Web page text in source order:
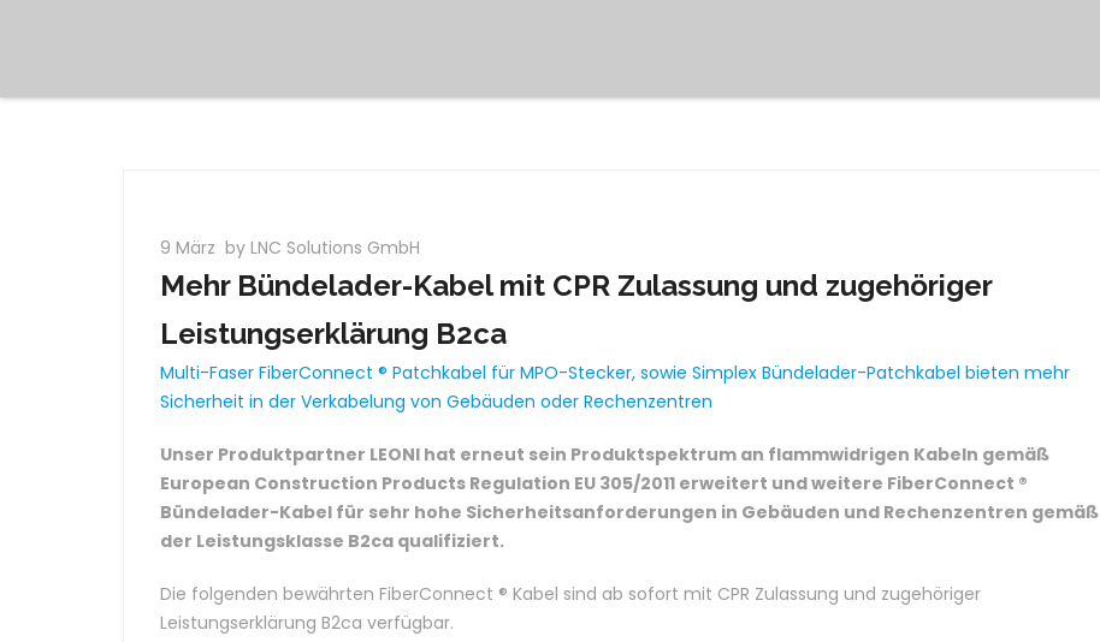
9 März by LNC Solutions GmbH
Mehr Bündelader-Kabel mit CPR Zulassung und zugehöriger
Leistungserklärung B2ca
Multi-Faser FiberConnect ® Patchkabel für MPO-Stecker, sowie Simplex Bündelader-Patchkabel bieten mehr
Sicherheit in der Verkabelung von Gebäuden oder Rechenzentren
Unser Produktpartner LEONI hat erneut sein Produktspektrum an flammwidrigen Kabeln gemäß
European Construction Products Regulation EU 305/2011 erweitert und weitere FiberConnect ®
Bündelader-Kabel für sehr hohe Sicherheitsanforderungen in Gebäuden und Rechenzentren gemäß
der Leistungsklasse B2ca qualifiziert.
Die folgenden bewährten FiberConnect ® Kabel sind ab sofort mit CPR Zulassung und zugehöriger
Leistungserklärung B2ca verfügbar.